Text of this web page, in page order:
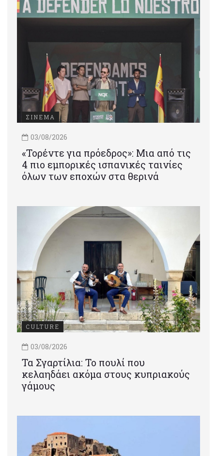
ΣΙΝΕΜΑ
03/08/2026
«Τορέντε για πρόεδρος»: Mια από τις
4 πιο εμπορικές ισπανικές ταινίες
όλων των εποχών στα θερινά
CULTURE
03/08/2026
Τα Σγαρτίλια: Το πουλί που
κελαηδάει ακόμα στους κυπριακούς
γάμους